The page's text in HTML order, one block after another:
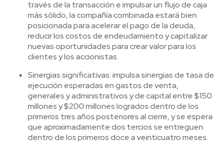
través de la transacción e impulsar un flujo de caja
más sólido, la compañía combinada estará bien
posicionada para acelerar el pago de la deuda,
reducir los costos de endeudamiento y capitalizar
nuevas oportunidades para crear valor para los
clientes y los accionistas.
Sinergias significativas: impulsa sinergias de tasa de
ejecución esperadas en gastos de venta,
generales y administrativos y de capital entre $150
millones y $200 millones logrados dentro de los
primeros tres años posteriores al cierre, y se espera
que aproximadamente dos tercios se entreguen
dentro de los primeros doce a veinticuatro meses.